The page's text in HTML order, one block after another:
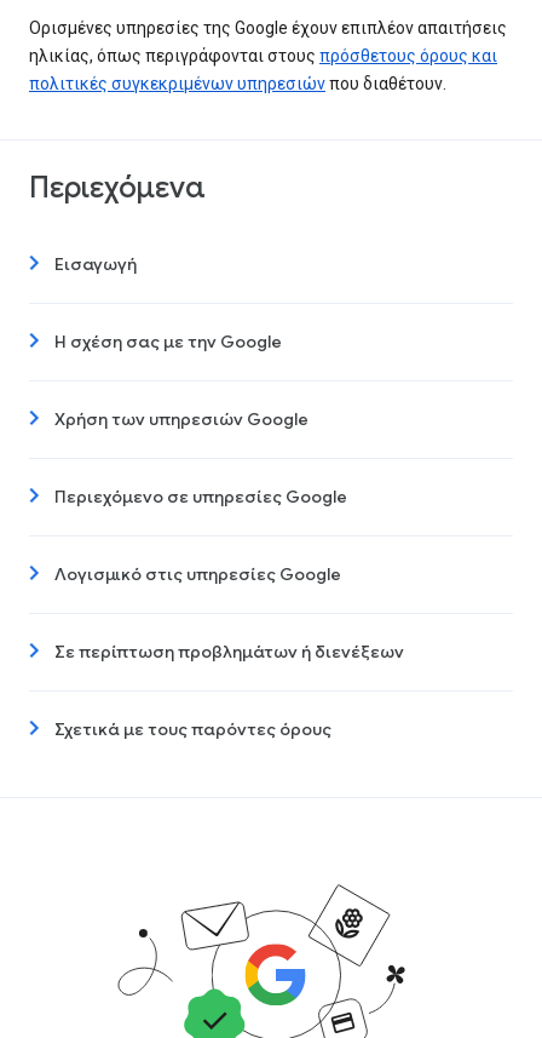
Ορισμένες υπηρεσίες της Google έχουν επιπλέον απαιτήσεις
ηλικίας, όπως περιγράφονται στους πρόσθετους όρους και
πολιτικές συγκεκριμένων υπηρεσιώνπου διαθέτουν.
Περιεχόμενα
Εισαγωγή
Η σχέση σας με την Google
Χρήση των υπηρεσιών Google
Περιεχόμενο σε υπηρεσίες Google
Λογισμικό στις υπηρεσίες Google
Σε περίπτωση προβλημάτων ή διενέξεων
Σχετικά με τους παρόντες όρους